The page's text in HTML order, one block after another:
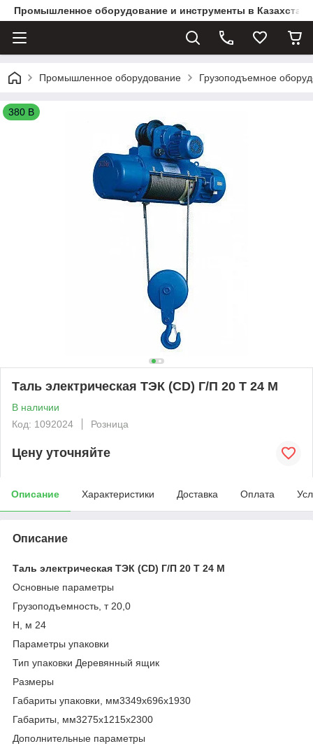
Промышленное оборудование и инструменты в
Промышленное оборудование Грузоподъемное
380 В
Таль электрическая ТЭК (CD) Г/П 20 Т 24 М
В наличии
Код: 1092024
Розница
Цену уточняйте
Описание Характеристики Доставка Оплата
Описание
Таль электрическая ТЭК (CD) Г/П 20 Т 24 М
Основные параметры
Грузоподъемность, т 20,0
Н, м 24
Параметры упаковки
Тип упаковки Деревянный ящик
Размеры
Габариты упаковки, мм3349х696х1930
Габариты, мм3275х1215х2300
Дополнительные параметры